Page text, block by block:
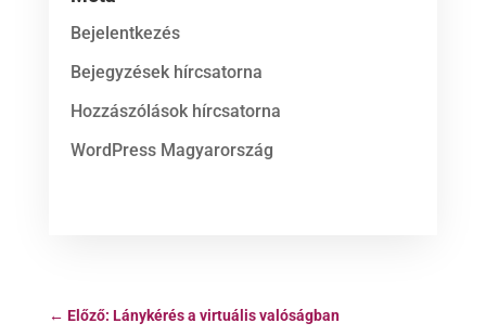
Bejelentkezés
Bejegyzések hírcsatorna
Hozzászólások hírcsatorna
WordPress Magyarország
← Előző: Lánykérés a virtuális valóságban